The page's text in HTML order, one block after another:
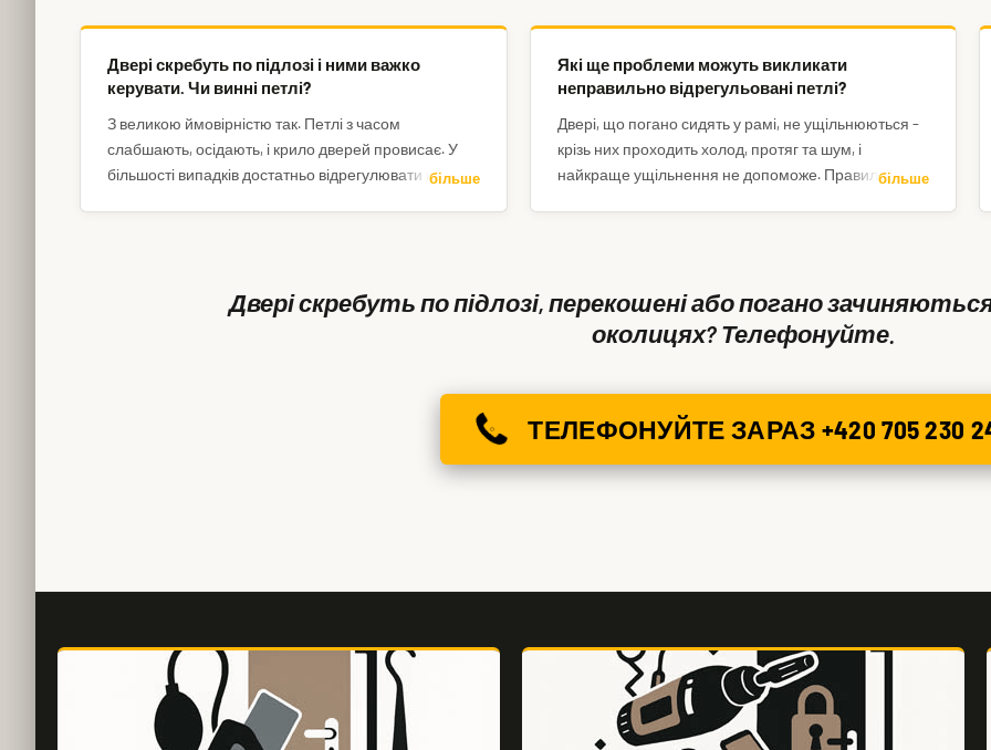
Двері скребуть по підлозі і ними важко
керувати. Чи винні петлі?
З великою ймовірністю так. Петлі з часом
слабшають, осідають, і крило дверей провисає. У
більшості випадків достатньо відрегулювати наявні
більше
Які ще проблеми можуть викликати
неправильно відрегульовані петлі?
Двері, що погано сидять у рамі, не ущільнюються –
крізь них проходить холод, протяг та шум, і
найкраще ущільнення не допоможе. Правильне
правильно заходить у відповідник.
більше
Двері скребуть по підлозі, перекошені або погано
околицях? Телефонуйте.
ТЕЛЕФОНУЙТЕ ЗАРАЗ +420 705 230